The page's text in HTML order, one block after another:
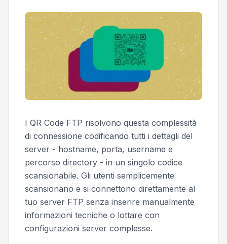
I QR Code FTP risolvono questa complessità
di connessione codificando tutti i dettagli del
server - hostname, porta, username e
percorso directory - in un singolo codice
scansionabile. Gli utenti semplicemente
scansionano e si connettono direttamente al
tuo server FTP senza inserire manualmente
informazioni tecniche o lottare con
configurazioni server complesse.